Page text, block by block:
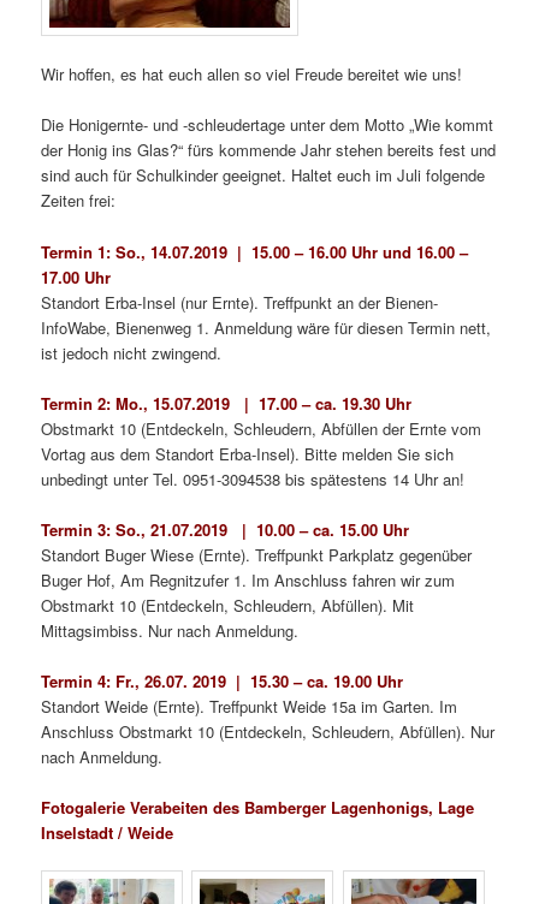
Wir hoffen, es hat euch allen so viel Freude bereitet wie uns!
Die Honigernte- und -schleudertage unter dem Motto „Wie kommt
der Honig ins Glas?“ fürs kommende Jahr stehen bereits fest und
sind auch für Schulkinder geeignet. Haltet euch im Juli folgende
Zeiten frei:
Termin 1: So., 14.07.2019 | 15.00 – 16.00 Uhr und 16.00 –
17.00 Uhr
Standort Erba-Insel (nur Ernte). Treffpunkt an der Bienen-
InfoWabe, Bienenweg 1. Anmeldung wäre für diesen Termin nett,
ist jedoch nicht zwingend.
Termin 2: Mo., 15.07.2019 | 17.00 – ca. 19.30 Uhr
Obstmarkt 10 (Entdeckeln, Schleudern, Abfüllen der Ernte vom
Vortag aus dem Standort Erba-Insel). Bitte melden Sie sich
unbedingt unter Tel. 0951-3094538 bis spätestens 14 Uhr an!
Termin 3: So., 21.07.2019 | 10.00 – ca. 15.00 Uhr
Standort Buger Wiese (Ernte). Treffpunkt Parkplatz gegenüber
Buger Hof, Am Regnitzufer 1. Im Anschluss fahren wir zum
Obstmarkt 10 (Entdeckeln, Schleudern, Abfüllen). Mit
Mittagsimbiss. Nur nach Anmeldung.
Termin 4: Fr., 26.07. 2019 | 15.30 – ca. 19.00 Uhr
Standort Weide (Ernte). Treffpunkt Weide 15a im Garten. Im
Anschluss Obstmarkt 10 (Entdeckeln, Schleudern, Abfüllen). Nur
nach Anmeldung.
Fotogalerie Verabeiten des Bamberger Lagenhonigs, Lage
Inselstadt / Weide